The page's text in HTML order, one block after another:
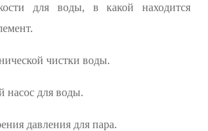
для воды, в какой находится
чистки воды.
насос для воды.
давления для пара.